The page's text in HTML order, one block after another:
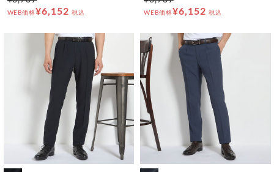
WEB価格¥6,152 税込 WEB価格¥6,152 税込